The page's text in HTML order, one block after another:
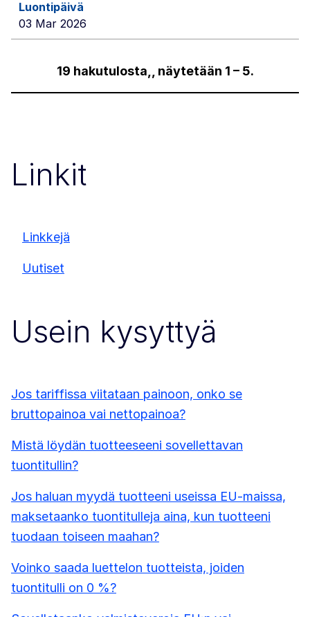
03 Mar 2026
19 hakutulosta,, näytetään 1 – 5.
Linkit
Linkkejä
Uutiset
Usein kysyttyä
Jos tariffissa viitataan painoon, onko se
bruttopainoa vai nettopainoa?
Mistä löydän tuotteeseeni sovellettavan
tuontitullin?
Jos haluan myydä tuotteeni useissa EU-maissa,
maksetaanko tuontitulleja aina, kun tuotteeni
tuodaan toiseen maahan?
Voinko saada luettelon tuotteista, joiden
tuontitulli on 0 %?